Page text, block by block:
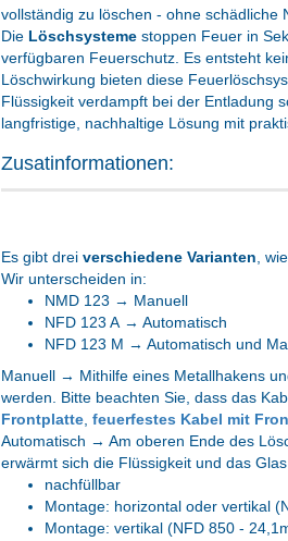
vollständig zu löschen - ohne schädliche
DieLöschsystemestoppen Feuer in
verfügbaren Feuerschutz. Es entsteht
Löschwirkung bieten diese
Flüssigkeit verdampft bei der Entladung
langfristige, nachhaltige Lösung mit
Zusatinformationen:
Es gibt drei verschiedene Varianten ,
Wir unterscheiden in:
NMD 123 → Manuell
NFD 123 A → Automatisch
NFD 123 M → Automatisch und
Manuell → Mithilfe eines Metallhakens
werden. Bitte beachten Sie, dass das
Frontplatte, feuerfestes Kabel mit
Automatisch → Am oberen Ende des
erwärmt sich die Flüssigkeit und das
nachfüllbar
Montage: horizontal oder vertikal
Montage: vertikal (NFD 850 -